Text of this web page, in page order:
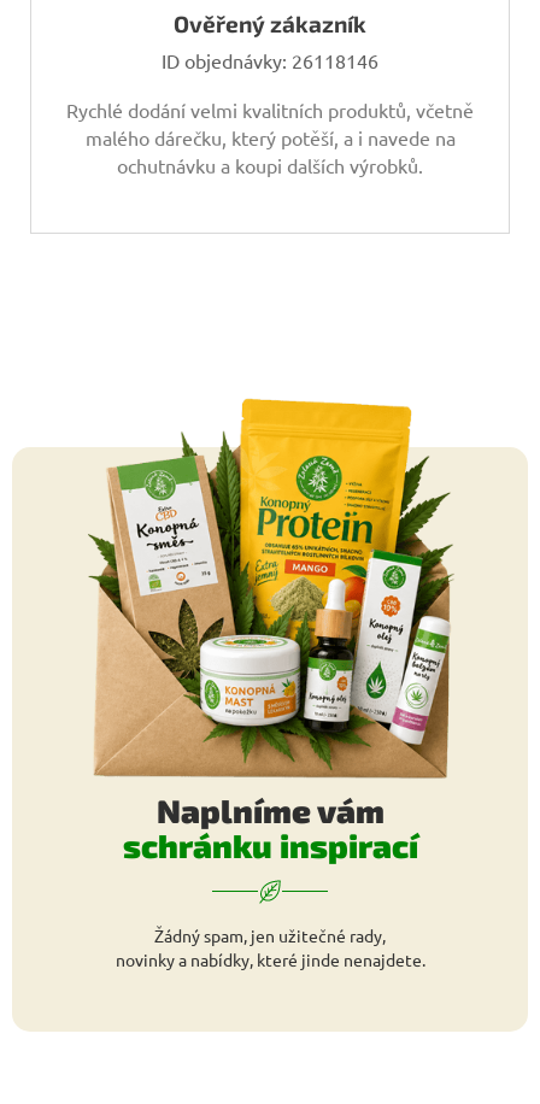
Ověřený zákazník
ID objednávky: 26118146
Rychlé dodání velmi kvalitních produktů, včetně
malého dárečku, který potěší, a i navede na
ochutnávku a koupi dalších výrobků.
Naplníme vám
schránku inspirací
Žádný spam, jen užitečné rady,
novinky a nabídky, které jinde nenajdete.